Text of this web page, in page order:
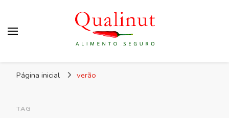
dos alimentos e rotulagem.
Página inicial verão
TAG